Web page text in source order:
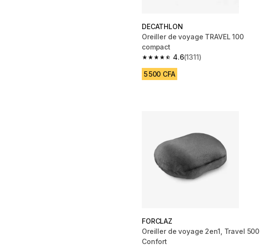
DECATHLON
Oreiller de voyage TRAVEL 100
compact
4.6
4.6 out of 5 stars from 1311 reviews
(1311)
5 500 CFA
FORCLAZ
Oreiller de voyage 2en1, Travel 500
Confort